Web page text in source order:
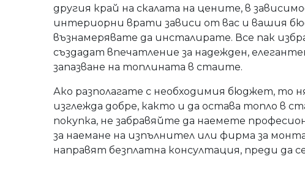
другия край на скалата на цените, в
интериорни врати зависи от вас и вашия
възнамерявате да инсталирате. Все пак
създадат впечатление за надежден,
запазване на топлината в стаите.
Ако разполагате с необходимия бюджет, то
изглежда добре, както и да остава топло в
покупка, не забравяйте да наемете
за наемане на изпълнител или фирма за
направят безплатна консултация, преди да